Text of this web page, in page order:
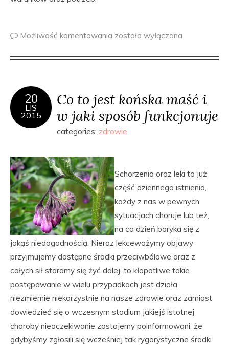
Możliwość komentowania została wyłączona
20
LIS
2015
Co to jest końska maść i
w jaki sposób funkcjonuje
categories: zdrowie
Schorzenia oraz leki to już
część dziennego istnienia,
każdy z nas w pewnych
sytuacjach choruje lub też,
na co dzień boryka się z
jakąś niedogodnością. Nieraz lekceważymy objawy
przyjmujemy dostępne środki przeciwbólowe oraz z
całych sił staramy się żyć dalej, to kłopotliwe takie
postępowanie w wielu przypadkach jest działa
niezmiernie niekorzystnie na nasze zdrowie oraz zamiast
dowiedzieć się o wczesnym stadium jakiejś istotnej
choroby nieoczekiwanie zostajemy poinformowani, że
gdybyśmy zgłosili się wcześniej tak rygorystyczne środki